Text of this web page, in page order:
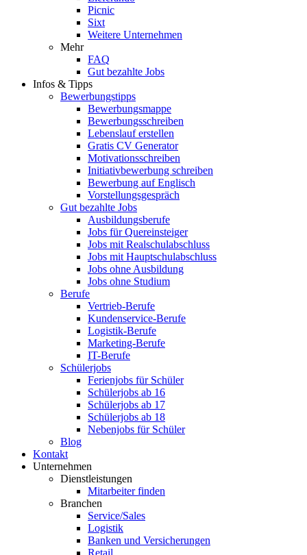
Picnic
Sixt
Weitere Unternehmen
Mehr
FAQ
Gut bezahlte Jobs
Infos & Tipps
Bewerbungstipps
Bewerbungsmappe
Bewerbungsschreiben
Lebenslauf erstellen
Gratis CV Generator
Motivationsschreiben
Initiativbewerbung schreiben
Bewerbung auf Englisch
Vorstellungsgespräch
Gut bezahlte Jobs
Ausbildungsberufe
Jobs für Quereinsteiger
Jobs mit Realschulabschluss
Jobs mit Hauptschulabschluss
Jobs ohne Ausbildung
Jobs ohne Studium
Berufe
Vertrieb-Berufe
Kundenservice-Berufe
Logistik-Berufe
Marketing-Berufe
IT-Berufe
Schülerjobs
Ferienjobs für Schüler
Schülerjobs ab 16
Schülerjobs ab 17
Schülerjobs ab 18
Nebenjobs für Schüler
Blog
Kontakt
Unternehmen
Dienstleistungen
Mitarbeiter finden
Branchen
Service/Sales
Logistik
Banken und Versicherungen
Retail